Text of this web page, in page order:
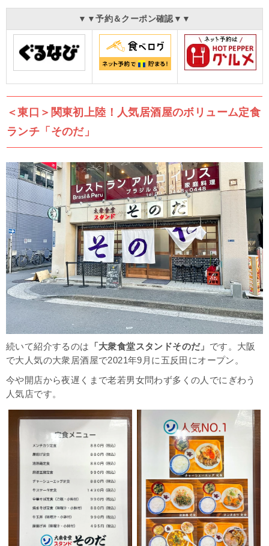
▼▼予約＆クーポン確認▼▼
＜東口＞関東初上陸！人気居酒屋のボリューム定食
ランチ「そのだ」
続いて紹介するのは 「大衆食堂スタンドそのだ」 です。大阪
で大人気の大衆居酒屋で2021年9月に五反田にオープン。
今や開店から夜遅くまで老若男女問わず多くの人でにぎわう
人気店です。